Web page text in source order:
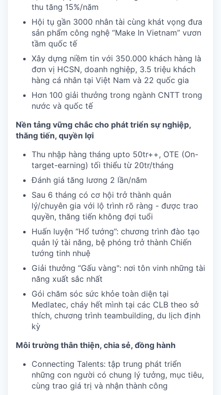
thu tăng 15%/năm
Hội tụ gần 3000 nhân tài cùng khát vọng đưa
sản phẩm công nghệ “Make In Vietnam” vươn
tầm quốc tế
Xây dựng niềm tin với 350.000 khách hàng là
đơn vị HCSN, doanh nghiệp, 3.5 triệu khách
hàng cá nhân tại Việt Nam và 22 quốc gia
Hơn 100 giải thưởng trong ngành CNTT trong
nước và quốc tế
Nền tảng vững chắc cho phát triển sự nghiệp,
thăng tiến, quyền lợi
Thu nhập hàng tháng upto 50tr++, OTE (On-
target-earning) tối thiểu từ 20tr/tháng
Đánh giá tăng lương 2 lần/năm
Sau 6 tháng có cơ hội trở thành quản
lý/chuyên gia với lộ trình rõ ràng - được trao
quyền, thăng tiến không đợi tuổi
Huấn luyện “Hổ tướng”: chương trình đào tạo
quản lý tài năng, bệ phóng trở thành Chiến
tướng tinh nhuệ
Giải thưởng “Gấu vàng": nơi tôn vinh những tài
năng xuất sắc nhất
Gói chăm sóc sức khỏe toàn diện tại
Medlatec, cháy hết mình tại các CLB theo sở
thích, chương trình teambuilding, du lịch định
kỳ
Môi trường thân thiện, chia sẻ, đồng hành
Connecting Talents: tập trung phát triển
những con người có chung lý tưởng, mục tiêu,
cùng trao giá trị và nhận thành công